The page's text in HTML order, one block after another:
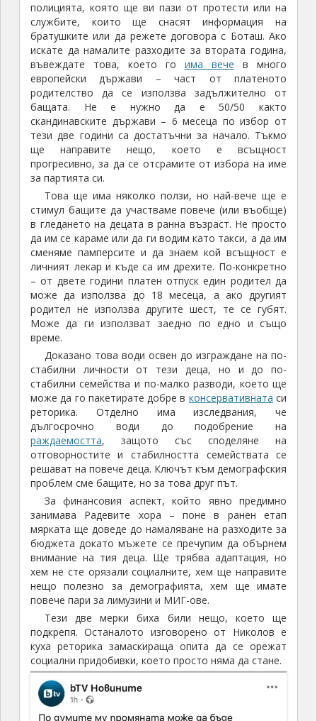
полицията, която ще ви пази от протести или на
службите, които ще снасят информация на
братушките или да режете договора с Боташ. Ако
искате да намалите разходите за втората година,
въвеждате това, което гоима вече в много
европейски държави – част от платеното
родителство да се използва задължително от
бащата. Не е нужно да е 50/50 както
скандинавските държави – 6 месеца по избор от
тези две години са достатъчни за начало. Тъкмо
ще направите нещо, което е всъщност
прогресивно, за да се отсрамите от избора на име
за партията си.
Това ще има няколко ползи, но най-вече ще е
стимул бащите да участваме повече (или въобще)
в гледането на децата в ранна възраст. Не просто
да им се караме или да ги водим като такси, а да им
сменяме памперсите и да знаем кой всъщност е
личният лекар и къде са им дрехите. По-конкретно
– от двете години платен отпуск един родител да
може да използва до 18 месеца, а ако другият
родител не използва другите шест, те се губят.
Може да ги използват заедно по едно и също
време.
Доказано това води освен до изграждане на по-
стабилни личности от тези деца, но и до по-
стабилни семейства и по-малко разводи, което ще
може да го пакетирате добре в консервативната си
реторика. Отделно има изследвания, че
дългосрочно води до подобрение на
раждаемостта, защото със споделяне на
отговорностите и стабилността семействата се
решават на повече деца. Ключът към демографския
проблем сме бащите, но за това друг път.
За финансовия аспект, който явно предимно
занимава Радевите хора – поне в ранен етап
мярката ще доведе до намаляване на разходите за
бюджета докато мъжете се пречупим да обърнем
внимание на тия деца. Ще трябва адаптация, но
хем не сте орязали социалните, хем ще направите
нещо полезно за демографията, хем ще имате
повече пари за лимузини и МИГ-ове.
Тези две мерки биха били нещо, което ще
подкрепя. Останалото изговорено от Николов е
куха реторика замаскираща опита да се орежат
социални придобивки, което просто няма да стане.